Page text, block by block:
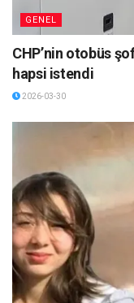
GENEL
CHP’nin otobüs
hapsi istendi
2026-03-30